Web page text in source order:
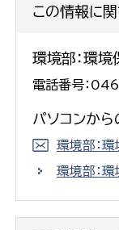
この情報に
環境部：環
電話番号：
パソコンか
環境部：
環境部：